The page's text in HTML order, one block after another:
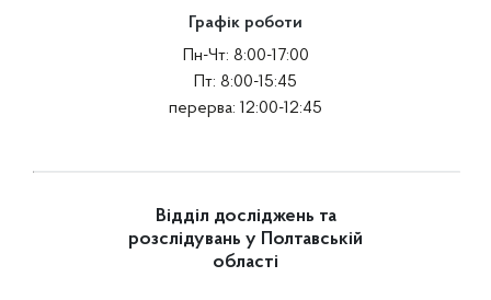
Графік роботи
Пн-Чт: 8:00-17:00
Пт: 8:00-15:45
перерва: 12:00-12:45
Відділ досліджень та
розслідувань у Полтавській
області